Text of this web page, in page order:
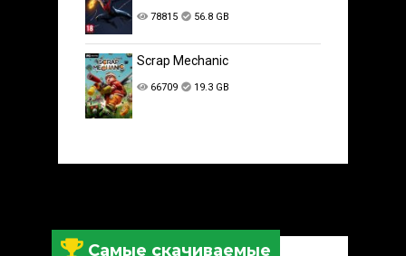
78815 56.8 GB
Scrap Mechanic
66709 19.3 GB
Самые скачиваемые